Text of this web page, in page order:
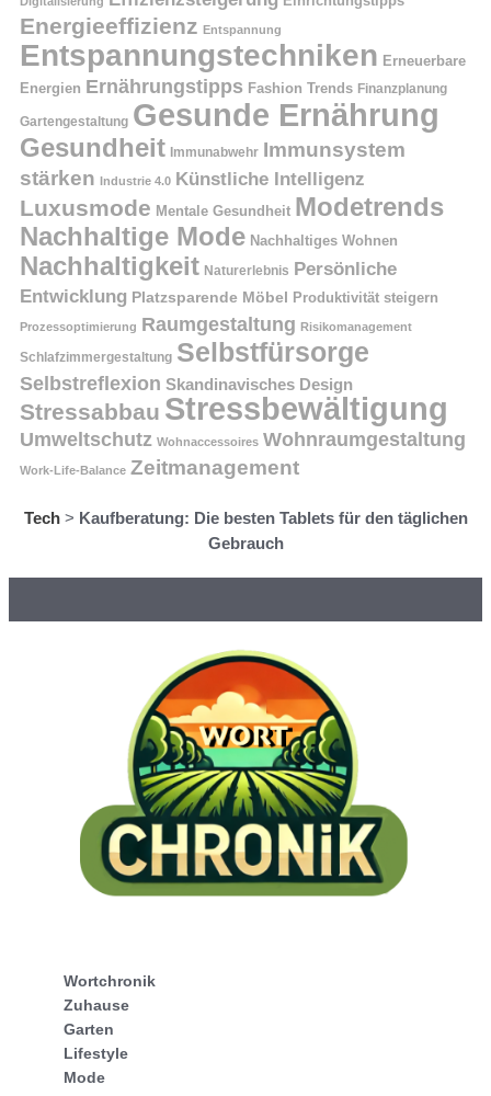
Energieeffizienz Entspannung
Entspannungstechniken Erneuerbare
Energien Ernährungstipps Fashion Trends Finanzplanung
Gartengestaltung Gesunde Ernährung
Gesundheit Immunabwehr Immunsystem
stärken Industrie 4.0 Künstliche Intelligenz
Luxusmode Mentale Gesundheit Modetrends
Nachhaltige Mode Nachhaltiges Wohnen
Nachhaltigkeit Naturerlebnis Persönliche
Entwicklung Platzsparende Möbel Produktivität steigern
Prozessoptimierung Raumgestaltung Risikomanagement
Schlafzimmergestaltung Selbstfürsorge
Selbstreflexion Skandinavisches Design
Stressabbau Stressbewältigung
Umweltschutz Wohnaccessoires Wohnraumgestaltung
Work-Life-Balance Zeitmanagement
Tech> Kaufberatung: Die besten Tablets für den täglichen
Gebrauch
Wortchronik
Zuhause
Garten
Lifestyle
Mode